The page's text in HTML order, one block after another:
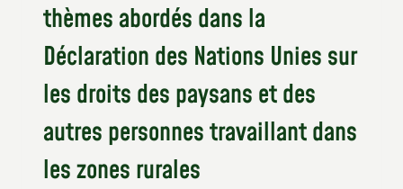
thèmes abordés dans la
Déclaration des Nations Unies sur
les droits des paysans et des
autres personnes travaillant dans
les zones rurales